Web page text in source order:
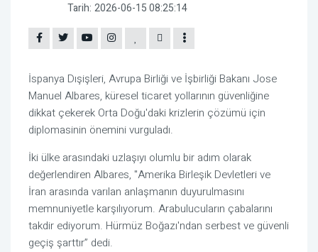
Tarih: 2026-06-15 08:25:14
İspanya Dışişleri, Avrupa Birliği ve İşbirliği Bakanı Jose
Manuel Albares, küresel ticaret yollarının güvenliğine
dikkat çekerek Orta Doğu'daki krizlerin çözümü için
diplomasinin önemini vurguladı.
İki ülke arasındaki uzlaşıyı olumlu bir adım olarak
değerlendiren Albares, "Amerika Birleşik Devletleri ve
İran arasında varılan anlaşmanın duyurulmasını
memnuniyetle karşılıyorum. Arabulucuların çabalarını
takdir ediyorum. Hürmüz Boğazı'ndan serbest ve güvenli
geçiş şarttır” dedi.